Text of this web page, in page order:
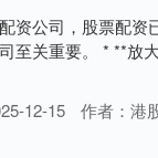
资公司，股票配
至关重要。 * **放
12-15 作者：港